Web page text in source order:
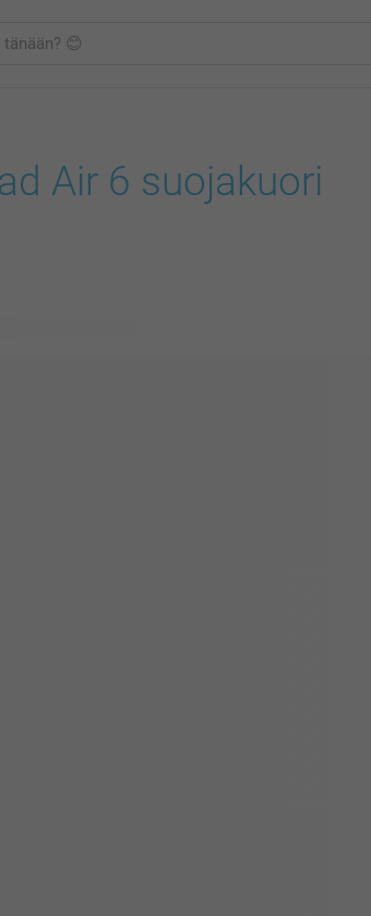
Air 6 suojakuori